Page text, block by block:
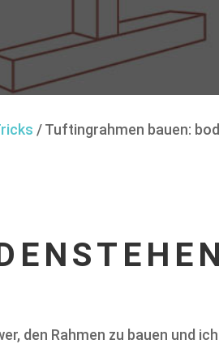
/Tuftingrahmen bauen:
den Rahmen zu bauen und